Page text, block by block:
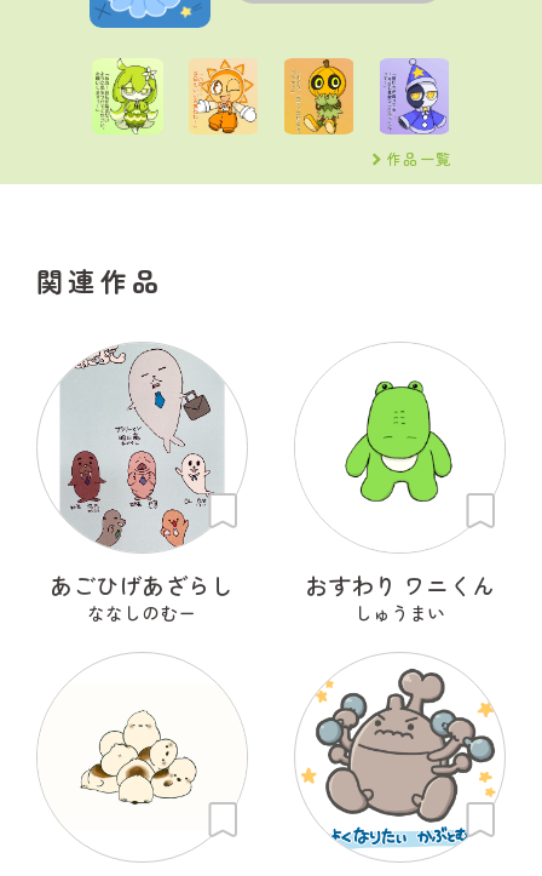
作品一覧
関連作品
あごひげあざらし
ななしのむー
おすわり ワニくん
しゅうまい